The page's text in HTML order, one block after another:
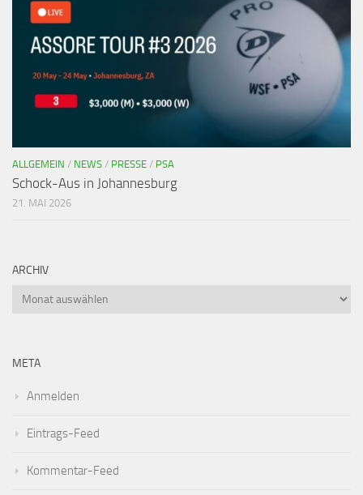
ALLGEMEIN / NEWS / PRESSE / PSA
Schock-Aus in Johannesburg
21. MAI 2026
ARCHIV
META
Anmelden
Eintrags-Feed
Kommentar-Feed